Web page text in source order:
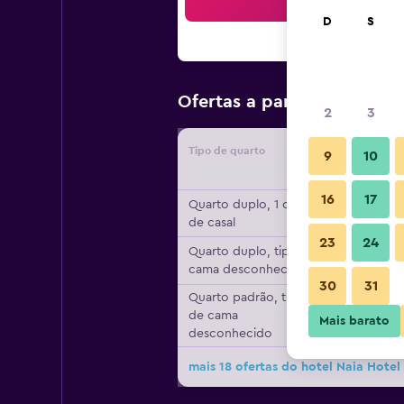
Ofertas a partir de
Tipo de quarto
Quarto duplo, 1 cama
de casal
Quarto duplo, tipo de
cama desconhecido
Quarto padrão, tipo
de cama
desconhecido
mais 18 ofertas do hotel Naia Hotel
D S
2 3
9 10
16 17
23 24
30 31
Mais barato